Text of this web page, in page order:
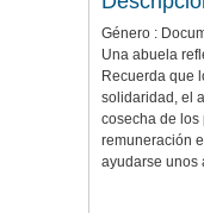
Género :
Una abuela
Recuerda que
solidaridad, el
cosecha de los
remuneración
ayudarse unos